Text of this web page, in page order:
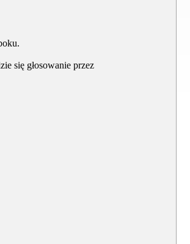
się głosowanie przez